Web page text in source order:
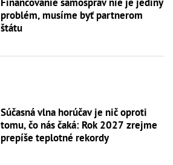
problém, musíme byť partnerom
štátu
Súčasná vlna horúčav je nič oproti
tomu, čo nás čaká: Rok 2027 zrejme
prepíše teplotné rekordy